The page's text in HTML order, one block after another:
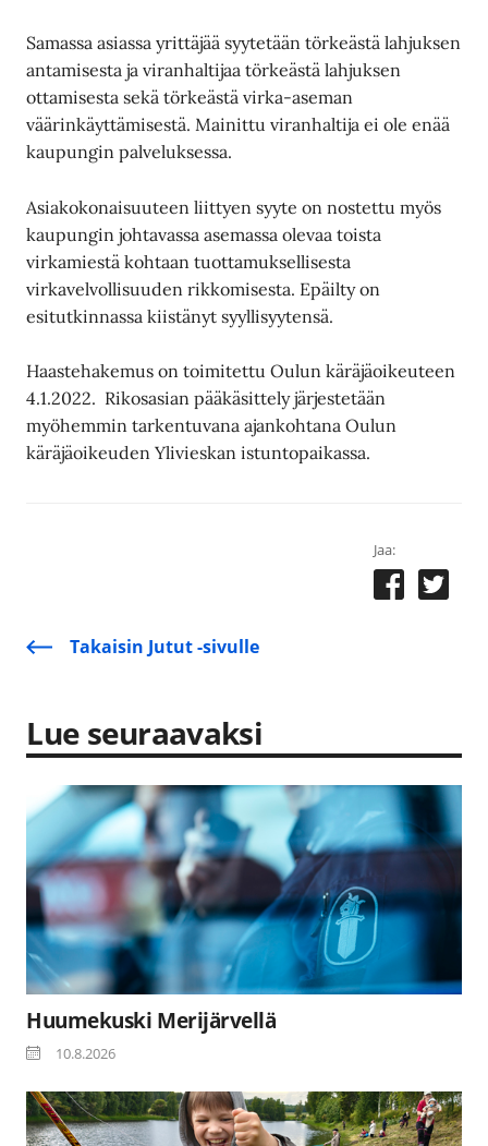
Samassa asiassa yrittäjää syytetään törkeästä lahjuksen
antamisesta ja viranhaltijaa törkeästä lahjuksen
ottamisesta sekä törkeästä virka-aseman
väärinkäyttämisestä. Mainittu viranhaltija ei ole enää
kaupungin palveluksessa.
Asiakokonaisuuteen liittyen syyte on nostettu myös
kaupungin johtavassa asemassa olevaa toista
virkamiestä kohtaan tuottamuksellisesta
virkavelvollisuuden rikkomisesta. Epäilty on
esitutkinnassa kiistänyt syyllisyytensä.
Haastehakemus on toimitettu Oulun käräjäoikeuteen
4.1.2022. Rikosasian pääkäsittely järjestetään
myöhemmin tarkentuvana ajankohtana Oulun
käräjäoikeuden Ylivieskan istuntopaikassa.
Jaa:
Takaisin Jutut -sivulle
Lue seuraavaksi
Huumekuski Merijärvellä
10.8.2026